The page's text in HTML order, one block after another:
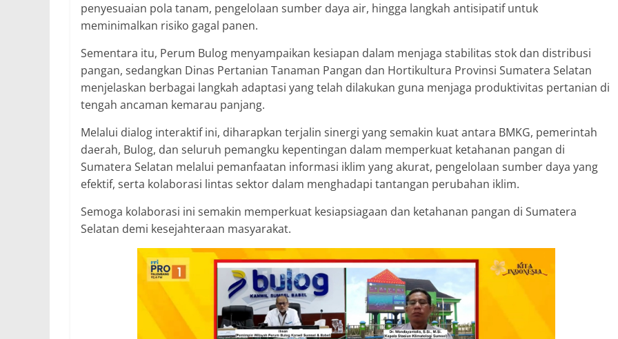
penyesuaian pola tanam, pengelolaan sumber daya air, hingga langkah antisipatif untuk
meminimalkan risiko gagal panen.
Sementara itu, Perum Bulog menyampaikan kesiapan dalam menjaga stabilitas stok dan distribusi
pangan, sedangkan Dinas Pertanian Tanaman Pangan dan Hortikultura Provinsi Sumatera Selatan
menjelaskan berbagai langkah adaptasi yang telah dilakukan guna menjaga produktivitas pertanian di
tengah ancaman kemarau panjang.
Melalui dialog interaktif ini, diharapkan terjalin sinergi yang semakin kuat antara BMKG, pemerintah
daerah, Bulog, dan seluruh pemangku kepentingan dalam memperkuat ketahanan pangan di
Sumatera Selatan melalui pemanfaatan informasi iklim yang akurat, pengelolaan sumber daya yang
efektif, serta kolaborasi lintas sektor dalam menghadapi tantangan perubahan iklim.
Semoga kolaborasi ini semakin memperkuat kesiapsiagaan dan ketahanan pangan di Sumatera
Selatan demi kesejahteraan masyarakat.